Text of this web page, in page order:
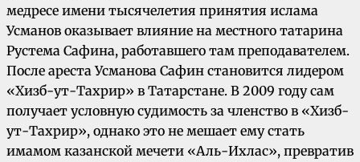
медресе имени тысячелетия принятия ислама
Усманов оказывает влияние на местного татарина
Рустема Сафина, работавшего там преподавателем.
После ареста Усманова Сафин становится лидером
«Хизб-ут-Тахрир» в Татарстане. В 2009 году сам
получает условную судимость за членство в «Хизб-
ут-Тахрир», однако это не мешает ему стать
имамом казанской мечети «Аль-Ихлас», превратив